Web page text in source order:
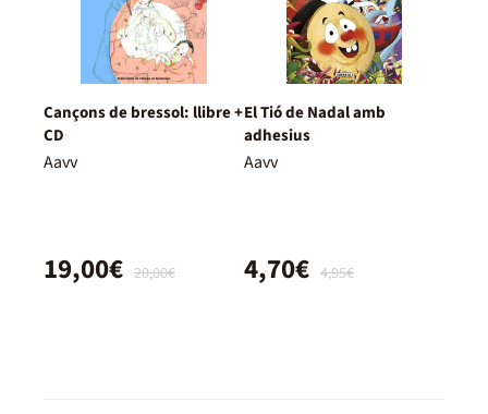
Cançons de bressol: llibre +
CD
Aavv
20,00€
19,00€
El Tió de Nadal amb
adhesius
Aavv
4,95€
4,70€